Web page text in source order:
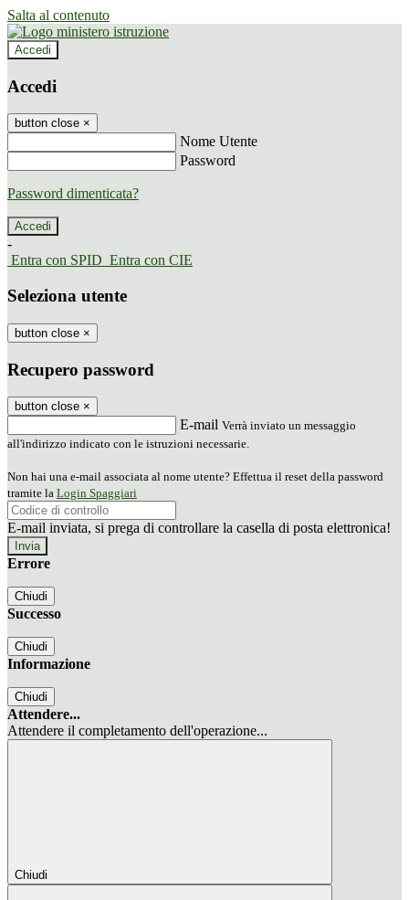
Salta al contenuto
Accedi
Accedi
button close ×
Nome Utente
Password
Password dimenticata?
-
Entra con SPID Entra con CIE
Seleziona utente
button close ×
Recupero password
button close ×
E-mail Verrà inviato un messaggio
all'indirizzo indicato con le istruzioni necessarie.
Non hai una e-mail associata al nome utente? Effettua il reset della password
tramite la Login Spaggiari
E-mail inviata, si prega di controllare la casella di posta elettronica!
Errore
Chiudi
Successo
Chiudi
Informazione
Chiudi
Attendere...
Attendere il completamento dell'operazione...
Chiudi